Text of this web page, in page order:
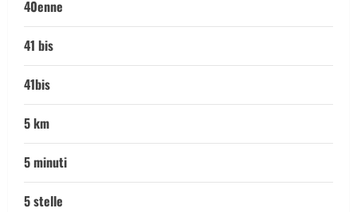
40enne
41 bis
41bis
5 km
5 minuti
5 stelle